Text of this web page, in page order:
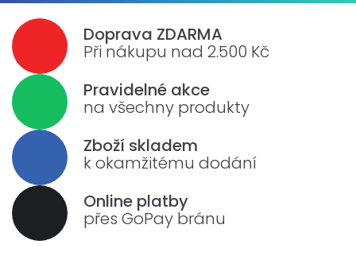
Doprava ZDARMA
Při nákupu nad 2.500 Kč
Pravidelné akce
na všechny produkty
Zboží skladem
k okamžitému dodání
Online platby
přes GoPay bránu